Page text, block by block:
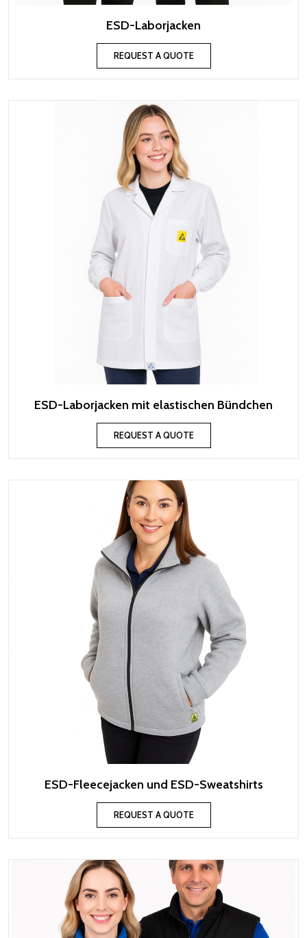
ESD-Laborjacken
REQUEST A QUOTE
ESD-Laborjacken mit elastischen Bündchen
REQUEST A QUOTE
ESD-Fleecejacken und ESD-Sweatshirts
REQUEST A QUOTE